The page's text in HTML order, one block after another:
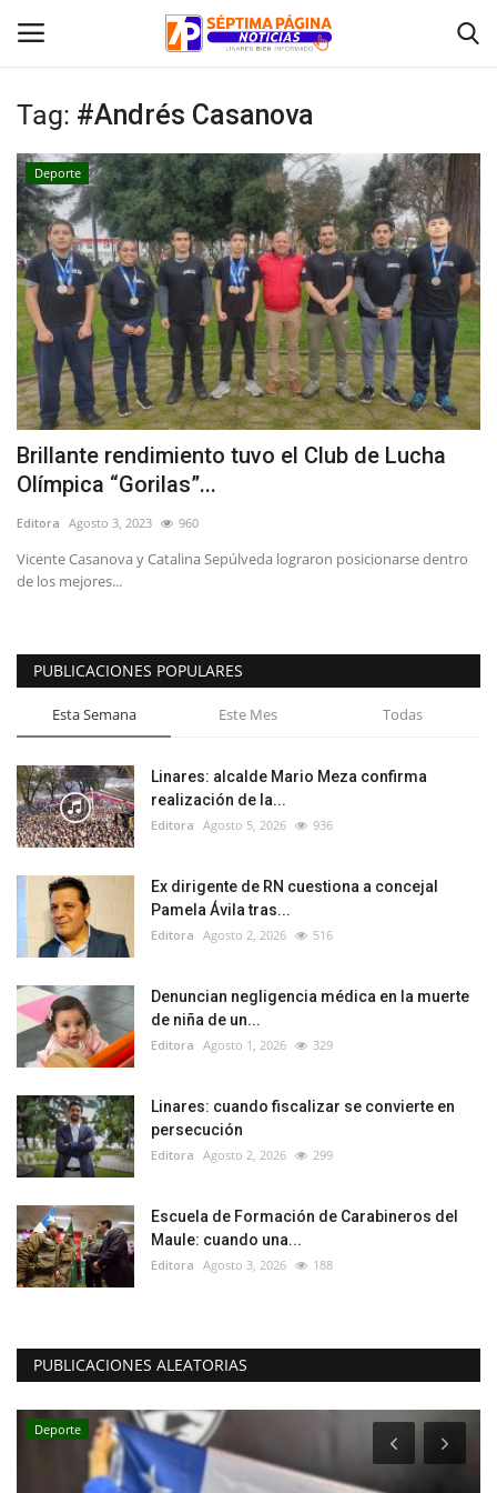
Inicio
Crónica
Policial
Tribunales
Deporte
Política
Espectáculos
Tag: #Andrés Casanova
Deporte
Brillante rendimiento tuvo el Club de Lucha
Olímpica “Gorilas”...
Editora Agosto 3, 2023 960
Vicente Casanova y Catalina Sepúlveda lograron posicionarse dentro
de los mejores...
PUBLICACIONES POPULARES
Esta Semana Este Mes Todas
Linares: alcalde Mario Meza confirma
realización de la...
Editora Agosto 5, 2026 936
Ex dirigente de RN cuestiona a concejal
Pamela Ávila tras...
Editora Agosto 2, 2026 516
Denuncian negligencia médica en la muerte
de niña de un...
Editora Agosto 1, 2026 329
Linares: cuando fiscalizar se convierte en
persecución
Editora Agosto 2, 2026 299
Escuela de Formación de Carabineros del
Maule: cuando una...
Editora Agosto 3, 2026 188
PUBLICACIONES ALEATORIAS
Deporte